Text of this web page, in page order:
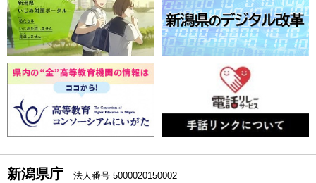
新潟県庁 法人番号 5000020150002